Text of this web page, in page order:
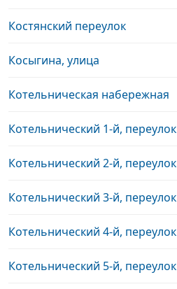
Костянский переулок
Косыгина, улица
Котельническая набережная
Котельнический 1-й, переулок
Котельнический 2-й, переулок
Котельнический 3-й, переулок
Котельнический 4-й, переулок
Котельнический 5-й, переулок